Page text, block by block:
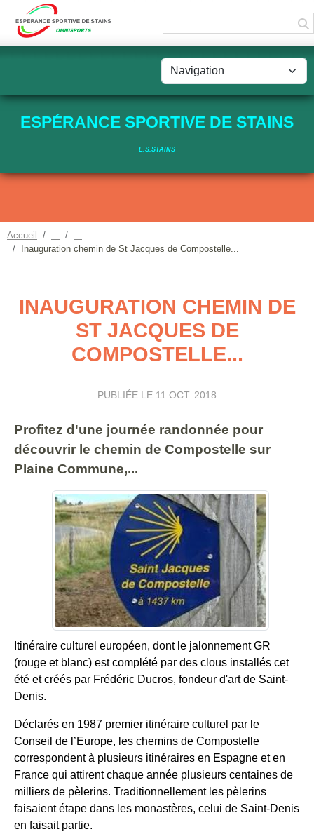
ESPÉRANCE SPORTIVE DE STAINS
E.S.STAINS
Accueil
Inauguration chemin de St Jacques de Compostelle...
INAUGURATION CHEMIN DE
ST JACQUES DE
COMPOSTELLE...
PUBLIÉE LE 11 OCT. 2018
Profitez d'une journée randonnée pour
découvrir le chemin de Compostelle sur
Plaine Commune,...
Itinéraire culturel européen, dont le jalonnement GR
(rouge et blanc) est complété par des clous installés cet
été et créés par Frédéric Ducros, fondeur d'art de Saint-
Denis.
Déclarés en 1987 premier itinéraire culturel par le
Conseil de l’Europe, les chemins de Compostelle
correspondent à plusieurs itinéraires en Espagne et en
France qui attirent chaque année plusieurs centaines de
milliers de pèlerins. Traditionnellement les pèlerins
faisaient étape dans les monastères, celui de Saint-Denis
en faisait partie.
Panneau de gestion des cookies